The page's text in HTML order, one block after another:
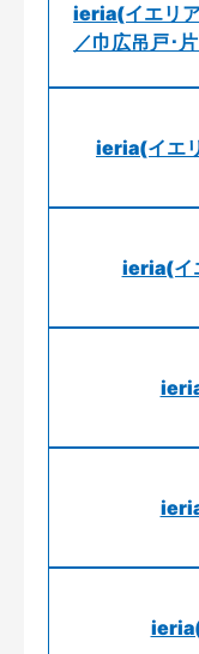
ieria(イエリア
／巾広吊戸･片
ieria(イエ
ieria(イ